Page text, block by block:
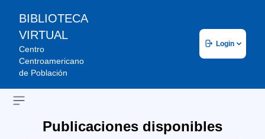
BIBLIOTECA
VIRTUAL
Centro
Centroamericano
de Población
Login
Open sidebar
Publicaciones disponibles